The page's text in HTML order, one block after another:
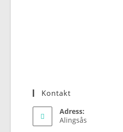
Kontakt
Adress:
Alingsås